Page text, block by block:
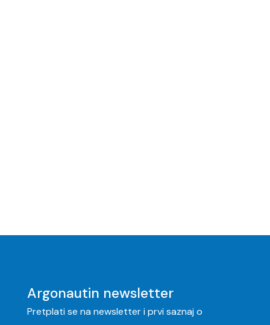
Argonautin newsletter
Pretplati se na newsletter i prvi saznaj o